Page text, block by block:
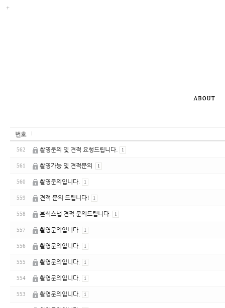
번호
562 촬영문의 및 견적 요청드립니다. 1
561 촬영가능 및 견적문의 1
560 촬영문의입니다. 1
559 견적 문의 드립니다! 1
558 본식스냅 견적 문의드립니다. 1
557 촬영문의입니다. 1
556 촬영문의입니다. 1
555 촬영문의입니다. 1
554 촬영문의입니다. 1
553 촬영문의입니다. 1